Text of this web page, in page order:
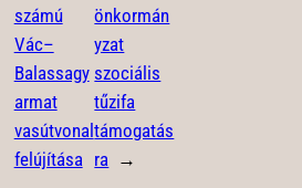
számú
Vác–
Balassagy
armat
vasútvonal
felújítása
önkormán
yzat
szociális
tűzifa
támogatás
ra →